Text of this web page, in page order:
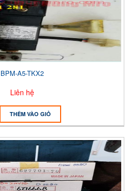
BPM-A5-TKX2
Liên hệ
THÊM VÀO GIỎ